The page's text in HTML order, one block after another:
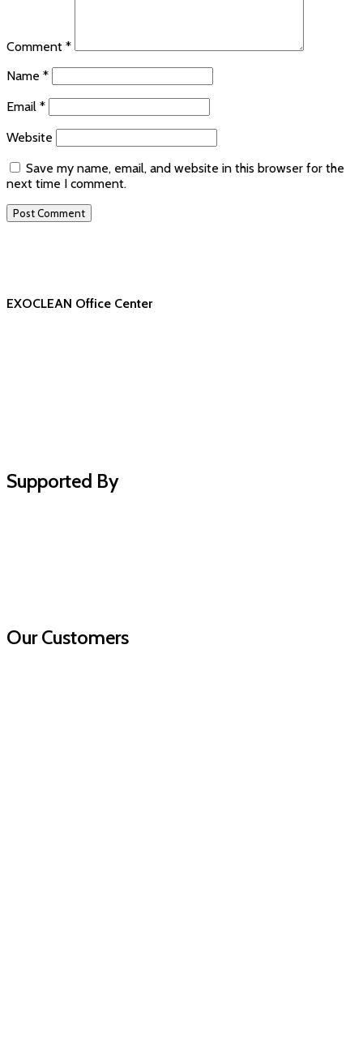
Comment *
Name *
Email *
Website
Save my name, email, and website in this browser for the
next time I comment.
EXOCLEAN Office Center
Supported By
Our Customers